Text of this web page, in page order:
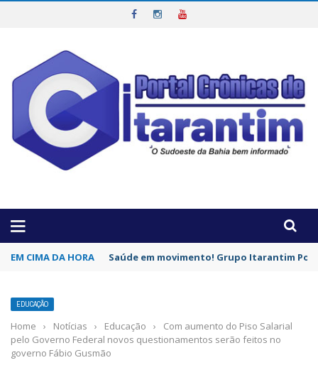
EM CIMA DA HORA Saúde em movimento! Grupo Itarantim
EDUCAÇÃO
Home › Notícias › Educação ›
Com aumento do Piso Salarial
pelo Governo Federal novos questionamentos serão feitos no
governo Fábio Gusmão